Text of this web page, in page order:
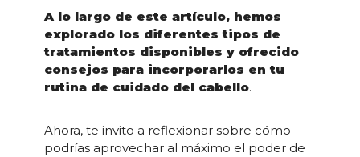
A lo largo de este artículo, hemos
explorado los diferentes tipos de
tratamientos disponibles y ofrecido
consejos para incorporarlos en tu
rutina de cuidado del cabello.
Ahora, te invito a reflexionar sobre cómo
podrías aprovechar al máximo el poder de